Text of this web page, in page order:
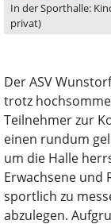
In der Sporthalle:
privat)
Der ASV
trotz
Teilnehmer zur
einen rundum
um die Halle
Erwachsene und
sportlich zu
abzulegen.